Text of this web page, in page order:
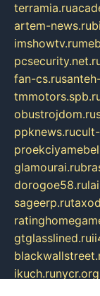
terramia.ru
artem-news.ru
imshowtv.ru
fan-cs.ru
obustrojdom.ru
ppknews.ru
glamourai.ru
dorogoe58.ru
sageerp.ru
gtglasslined.ru
ikuch.ru